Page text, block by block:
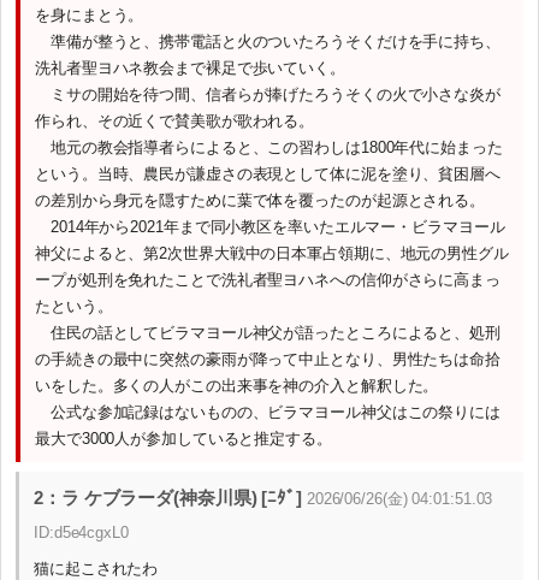
を身にまとう。
準備が整うと、携帯電話と火のついたろうそくだけを手に持ち、
洗礼者聖ヨハネ教会まで裸足で歩いていく。
ミサの開始を待つ間、信者らが捧げたろうそくの火で小さな炎が
作られ、その近くで賛美歌が歌われる。
地元の教会指導者らによると、この習わしは1800年代に始まった
という。当時、農民が謙虚さの表現として体に泥を塗り、貧困層へ
の差別から身元を隠すために葉で体を覆ったのが起源とされる。
2014年から2021年まで同小教区を率いたエルマー・ビラマヨール
神父によると、第2次世界大戦中の日本軍占領期に、地元の男性グル
ープが処刑を免れたことで洗礼者聖ヨハネへの信仰がさらに高まっ
たという。
住民の話としてビラマヨール神父が語ったところによると、処刑
の手続きの最中に突然の豪雨が降って中止となり、男性たちは命拾
いをした。多くの人がこの出来事を神の介入と解釈した。
公式な参加記録はないものの、ビラマヨール神父はこの祭りには
最大で3000人が参加していると推定する。
2：ラ ケブラーダ(神奈川県) [ﾆﾀﾞ] 2026/06/26(金) 04:01:51.03
ID:d5e4cgxL0
猫に起こされたわ